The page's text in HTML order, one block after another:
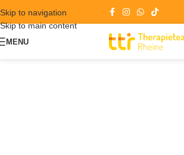
Skip to navigation
Skip to main content
MENU